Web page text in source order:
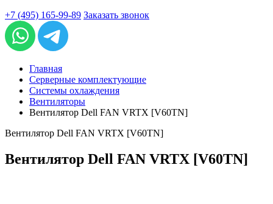
+7 (495) 165-99-89 Заказать звонок
Главная
Серверные комплектующие
Системы охлаждения
Вентиляторы
Вентилятор Dell FAN VRTX [V60TN]
Вентилятор Dell FAN VRTX [V60TN]
Вентилятор Dell FAN VRTX [V60TN]